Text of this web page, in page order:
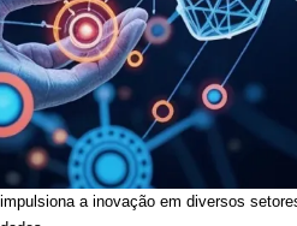
a inovação em diversos